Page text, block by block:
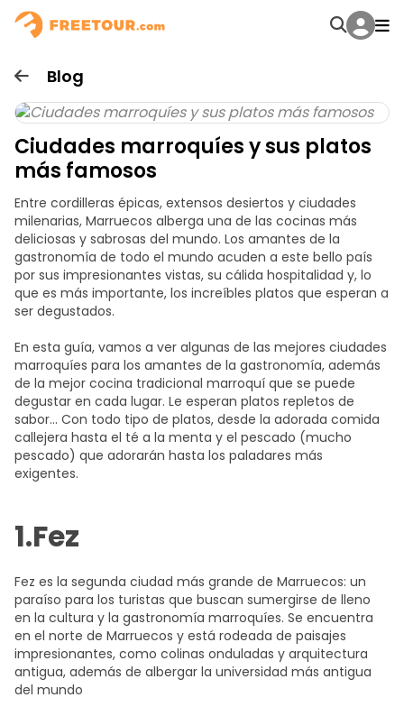
Blog
Ciudades marroquíes y sus platos
más famosos
Entre cordilleras épicas, extensos desiertos y ciudades
milenarias, Marruecos alberga una de las cocinas más
deliciosas y sabrosas del mundo. Los amantes de la
gastronomía de todo el mundo acuden a este bello país
por sus impresionantes vistas, su cálida hospitalidad y, lo
que es más importante, los increíbles platos que esperan a
ser degustados.
En esta guía, vamos a ver algunas de las mejores ciudades
marroquíes para los amantes de la gastronomía, además
de la mejor cocina tradicional marroquí que se puede
degustar en cada lugar. Le esperan platos repletos de
sabor... Con todo tipo de platos, desde la adorada comida
callejera hasta el té a la menta y el pescado (mucho
pescado) que adorarán hasta los paladares más
exigentes.
1.Fez
Fez es la segunda ciudad más grande de Marruecos: un
paraíso para los turistas que buscan sumergirse de lleno
en la cultura y la gastronomía marroquíes. Se encuentra
en el norte de Marruecos y está rodeada de paisajes
impresionantes, como colinas onduladas y arquitectura
antigua, además de albergar la universidad más antigua
del mundo